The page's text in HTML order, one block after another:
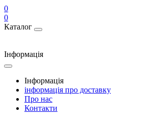
0
0
Каталог
Інформація
Інформація
інформація про доставку
Про нас
Контакти